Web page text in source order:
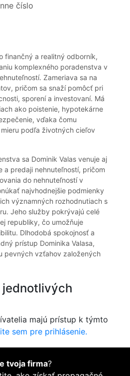
číslo
finančný a realitný odborník,
komplexného poradenstva v
Zameriava sa na
pričom sa snaží pomôcť pri
sporení a investovaní. Má
ako poistenie, hypotekárne
vďaka čomu
podľa životných cieľov
sa Dominik Valas venuje aj
a predaji nehnuteľností, pričom
do nehnuteľností v
najvhodnejšie podmienky
významných rozhodnutiach s
Jeho služby pokrývajú celé
republiky, čo umožňuje
Dlhodobá spokojnosť a
prístup Dominika Valasa,
pevných vzťahov založených
jednotlivých
majú prístup k týmto
sem pre prihlásenie.
tvoja firma?